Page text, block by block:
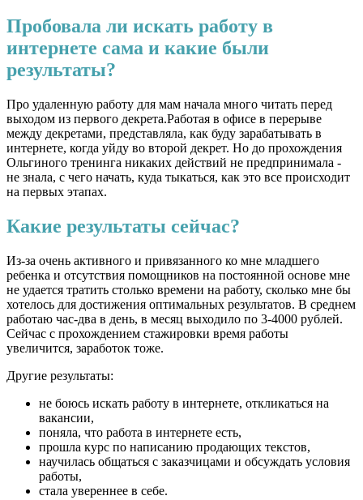
Пробовала ли искать работу в
интернете сама и какие были
результаты?
Про удаленную работу для мам начала много читать перед
выходом из первого декрета.Работая в офисе в перерыве
между декретами, представляла, как буду зарабатывать в
интернете, когда уйду во второй декрет. Но до прохождения
Ольгиного тренинга никаких действий не предпринимала -
не знала, с чего начать, куда тыкаться, как это все происходит
на первых этапах.
Какие результаты сейчас?
Из-за очень активного и привязанного ко мне младшего
ребенка и отсутствия помощников на постоянной основе мне
не удается тратить столько времени на работу, сколько мне бы
хотелось для достижения оптимальных результатов. В среднем
работаю час-два в день, в месяц выходило по 3-4000 рублей.
Сейчас с прохождением стажировки время работы
увеличится, заработок тоже.
Другие результаты:
не боюсь искать работу в интернете, откликаться на
вакансии,
поняла, что работа в интернете есть,
прошла курс по написанию продающих текстов,
научилась общаться с заказчицами и обсуждать условия
работы,
стала увереннее в себе.